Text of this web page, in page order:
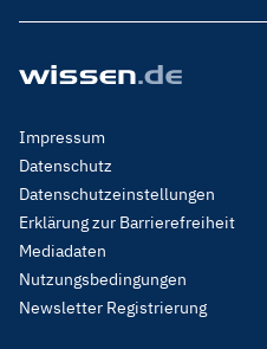
Footer
Menu
Legal
Impressum
Datenschutz
Datenschutzeinstellungen
Erklärung zur Barrierefreiheit
Mediadaten
Nutzungsbedingungen
Newsletter Registrierung